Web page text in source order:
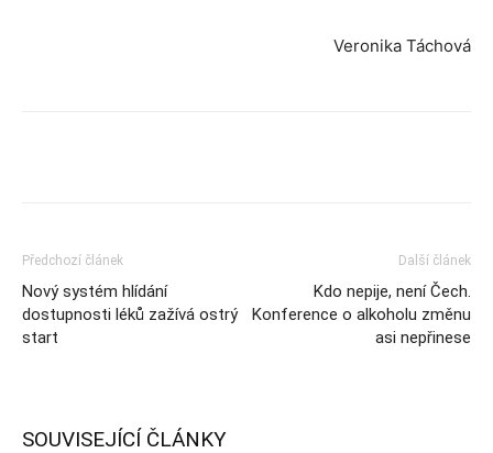
Veronika Táchová
Předchozí článek
Nový systém hlídání
dostupnosti léků zažívá ostrý
start
Další článek
Kdo nepije, není Čech.
Konference o alkoholu změnu
asi nepřinese
SOUVISEJÍCÍ ČLÁNKY